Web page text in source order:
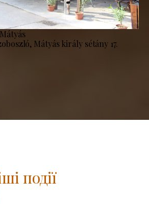
Mátyás király sétány 17.
події